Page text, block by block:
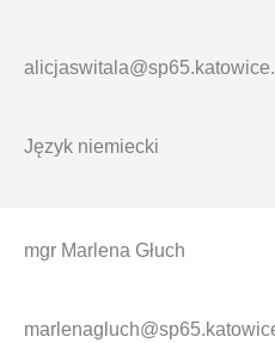
Język niemiecki
mgr Marlena Głuch